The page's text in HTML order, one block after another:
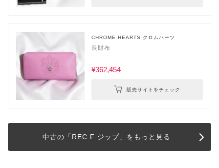
CHROME HEARTS クロムハーツ
長財布
¥362,454
販売サイトをチェック
中古の「REC F ジップ」をもっと見る